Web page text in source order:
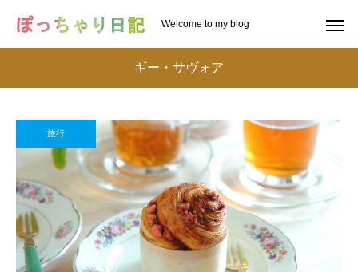
Welcome to my blog
ギー・サヴォア
旅行